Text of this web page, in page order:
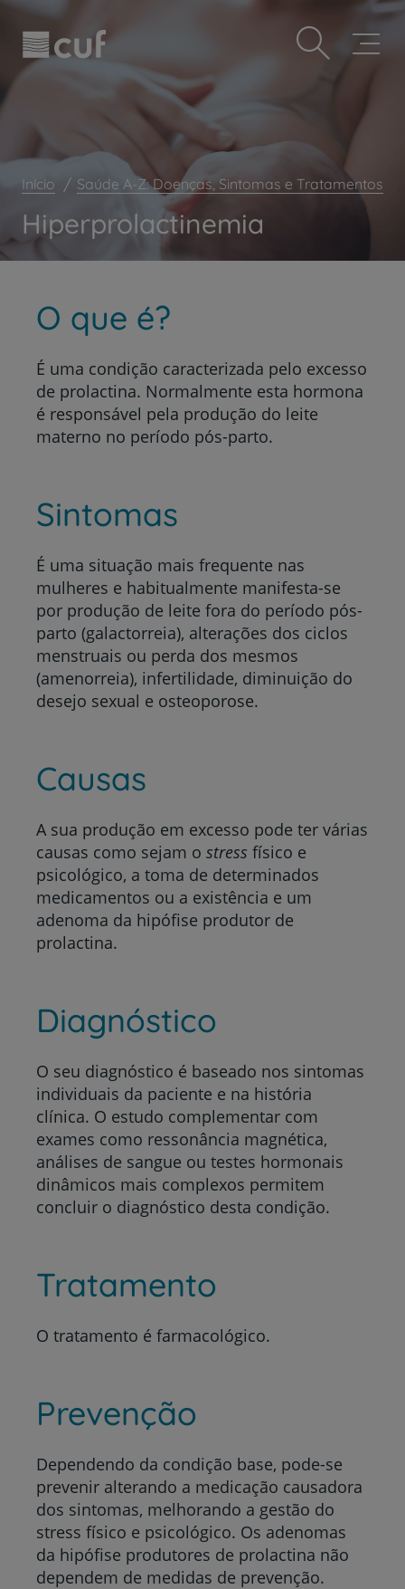
Observação:
este
inclui
sistema
acessibilidade.
Passar
para
conteúdo
Prevenção e bem-estar
Grandes Áreas da Saúde
Serviços CUF
Plano +CUF
My CUF
Clientes e acompanhantes
CUF Academic Center
Contacte-nos
Início Saúde A-Z: Doenças, Sintomas e Tratamentos
Hiperprolactinemia
O que é?
É uma condição caracterizada pelo excesso
de prolactina. Normalmente esta hormona
é responsável pela produção do leite
materno no período pós-parto.
Sintomas
É uma situação mais frequente nas
mulheres e habitualmente manifesta-se
por produção de leite fora do período pós-
parto (galactorreia), alterações dos ciclos
menstruais ou perda dos mesmos
(amenorreia), infertilidade, diminuição do
desejo sexual e osteoporose.
Causas
A sua produção em excesso pode ter várias
causas como sejam o stress físico e
psicológico, a toma de determinados
medicamentos ou a existência e um
adenoma da hipófise produtor de
prolactina.
Diagnóstico
O seu diagnóstico é baseado nos sintomas
individuais da paciente e na história
clínica. O estudo complementar com
exames como ressonância magnética,
análises de sangue ou testes hormonais
dinâmicos mais complexos permitem
concluir o diagnóstico desta condição.
Tratamento
O tratamento é farmacológico.
Prevenção
Dependendo da condição base, pode-se
prevenir alterando a medicação causadora
dos sintomas, melhorando a gestão do
stress físico e psicológico. Os adenomas
da hipófise produtores de prolactina não
dependem de medidas de prevenção.